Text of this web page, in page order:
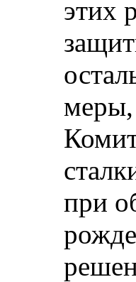
этих
меры,
при